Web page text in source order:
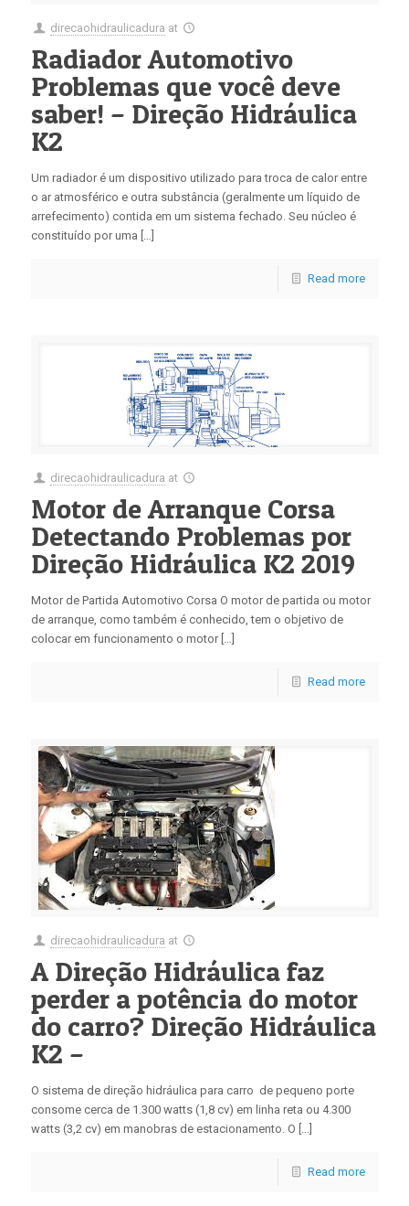
direcaohidraulicadura at
Radiador Automotivo
Problemas que você deve
saber! – Direção Hidráulica
K2
Um radiador é um dispositivo utilizado para troca de calor entre
o ar atmosférico e outra substância (geralmente um líquido de
arrefecimento) contida em um sistema fechado. Seu núcleo é
constituído por uma […]
Read more
direcaohidraulicadura at
Motor de Arranque Corsa
Detectando Problemas por
Direção Hidráulica K2 2019
Motor de Partida Automotivo Corsa O motor de partida ou motor
de arranque, como também é conhecido, tem o objetivo de
colocar em funcionamento o motor […]
Read more
direcaohidraulicadura at
A Direção Hidráulica faz
perder a potência do motor
do carro? Direção Hidráulica
K2 –
O sistema de direção hidráulica para carro de pequeno porte
consome cerca de 1.300 watts (1,8 cv) em linha reta ou 4.300
watts (3,2 cv) em manobras de estacionamento. O […]
Read more